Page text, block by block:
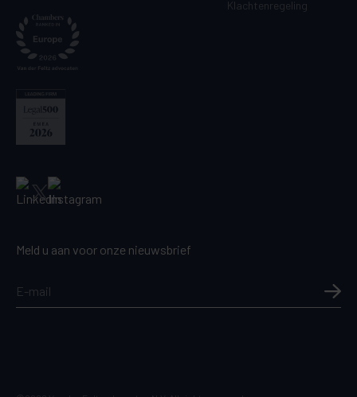
Klachtenregeling
Meld u aan voor onze nieuwsbrief